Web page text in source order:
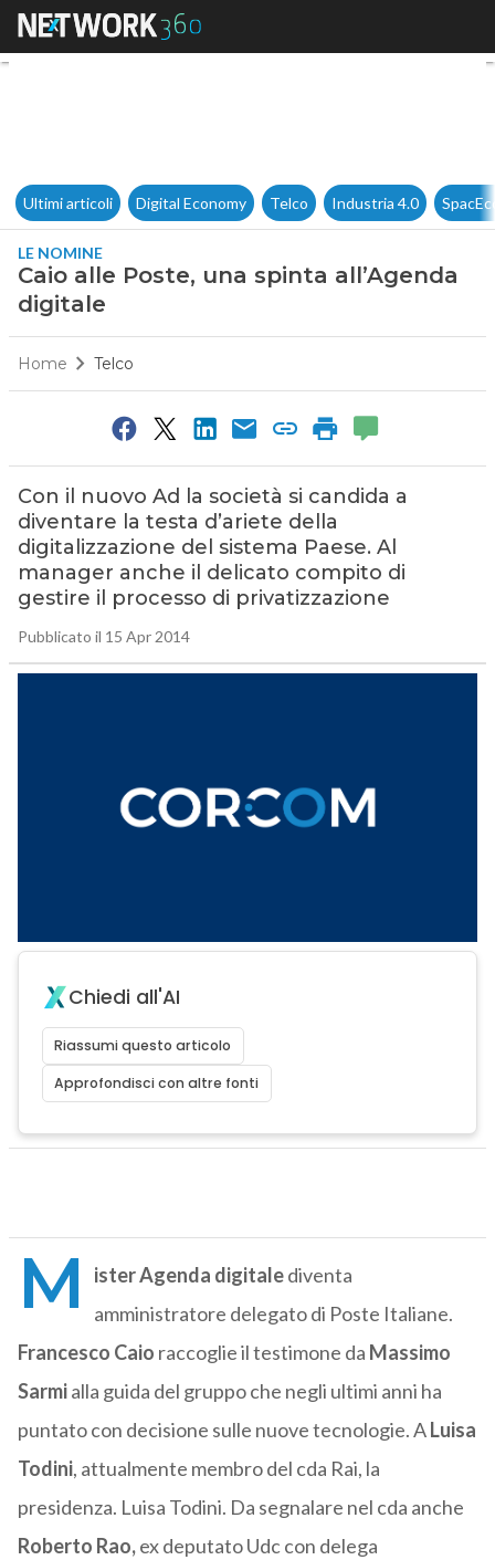
Caio alle Poste, una spinta
Ultimi articoli Digital Economy Telco Industria 4.0
LE NOMINE
Caio alle Poste, una spinta all’Agenda
digitale
Home Telco
Con il nuovo Ad la società si candida a
diventare la testa d’ariete della
digitalizzazione del sistema Paese. Al
manager anche il delicato compito di
gestire il processo di privatizzazione
Pubblicato il 15 Apr 2014
Chiedi all'AI
Riassumi questo articolo
Approfondisci con altre fonti
M ister Agenda digitalediventa
amministratore delegato di Poste Italiane.
Francesco Caio raccoglie il testimone da Massimo
Sarmialla guida del gruppo che negli ultimi anni ha
puntato con decisione sulle nuove tecnologie. ALuisa
Todini, attualmente membro del cda Rai, la
presidenza. Luisa Todini. Da segnalare nel cda anche
Roberto Rao,ex deputato Udc con delega